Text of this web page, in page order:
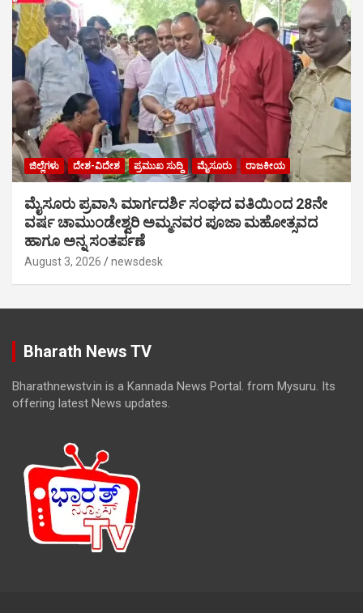
ಜಿಲ್ಲೆಗಳು ದೇಶ-ವಿದೇಶ ಪ್ರಮುಖ ಸುದ್ದಿ ಮೈಸೂರು ರಾಜಕೀಯ
ಮೈಸೂರು ಪ್ರವಾಸಿ ಮಾರ್ಗದರ್ಶಿ ಸಂಘದ ವತಿಯಿಂದ 28ನೇ
ವರ್ಷ ಚಾಮುಂಡೇಶ್ವರಿ ಅಮ್ಮನವರ ಪೂಜಾ ಮಹೋತ್ಸವದ
ಹಾಗೂ ಅನ್ನ ಸಂತರ್ಪಣೆ
August 3, 2026 newsdesk
Bharath News TV
Bharathnewstv.in is a Kannada News Portal. from Mysuru. Its
offering latest News updates.